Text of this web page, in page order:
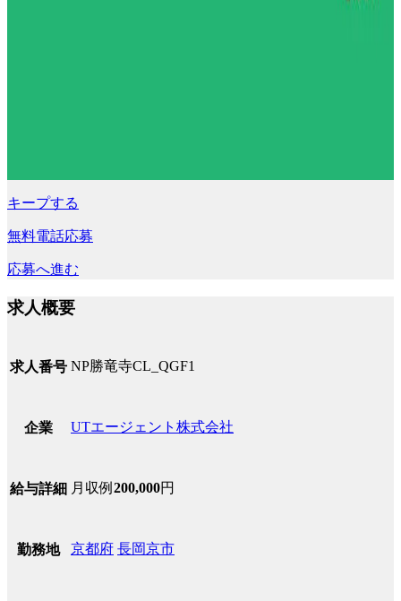
キープする
無料電話応募
応募へ進む
求人概要
求人番号 NP勝竜寺CL_QGF1
企業 UTエージェント株式会社
給与詳細 月収例 200,000円
勤務地 京都府 長岡京市